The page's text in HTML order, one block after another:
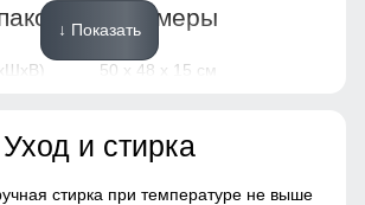
и размеры
50 x 48 x 15 см
↓ Показать
Уход и стирка
стирка при температуре не выше